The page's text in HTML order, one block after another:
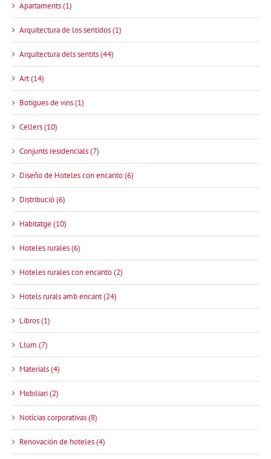
Apartaments (1)
Arquitectura de los sentidos (1)
Arquitectura dels sentits (44)
Art (14)
Botigues de vins (1)
Cellers (10)
Conjunts residencials (7)
Diseño de Hoteles con encanto (6)
Distribució (6)
Habitatge (10)
Hoteles rurales (6)
Hoteles rurales con encanto (2)
Hotels rurals amb encant (24)
Libros (1)
Llum (7)
Materials (4)
Mobiliari (2)
Notícias corporativas (8)
Renovación de hoteles (4)